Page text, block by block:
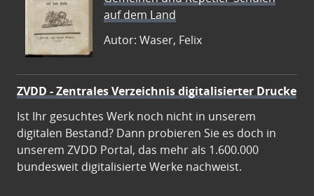
auf dem Land
Autor: Waser, Felix
ZVDD - Zentrales Verzeichnis digitalisierter Drucke
Ist Ihr gesuchtes Werk noch nicht in unserem
digitalen Bestand? Dann probieren Sie es doch in
unserem ZVDD Portal, das mehr als 1.600.000
bundesweit digitalisierte Werke nachweist.